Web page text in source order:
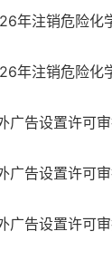
年注销危险化
年注销危险化
广告设置许可
广告设置许可
广告设置许可